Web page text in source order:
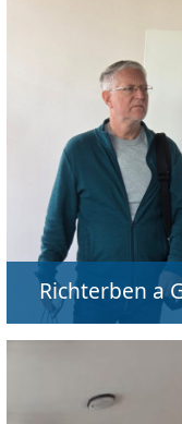
Richterben a